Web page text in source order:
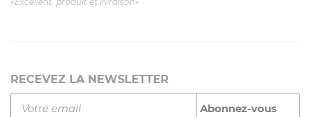
RECEVEZ LA NEWSLETTER